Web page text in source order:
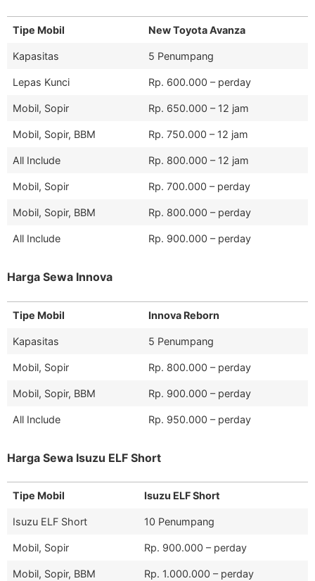
Tipe Mobil New Toyota Avanza
Kapasitas 5 Penumpang
Lepas Kunci Rp. 600.000 – perday
Mobil, Sopir Rp. 650.000 – 12 jam
Mobil, Sopir, BBM Rp. 750.000 – 12 jam
All Include Rp. 800.000 – 12 jam
Mobil, Sopir Rp. 700.000 – perday
Mobil, Sopir, BBM Rp. 800.000 – perday
All Include Rp. 900.000 – perday
Harga Sewa Innova
Tipe Mobil Innova Reborn
Kapasitas 5 Penumpang
Mobil, Sopir Rp. 800.000 – perday
Mobil, Sopir, BBM Rp. 900.000 – perday
All Include Rp. 950.000 – perday
Harga Sewa Isuzu ELF Short
Tipe Mobil Isuzu ELF Short
Isuzu ELF Short 10 Penumpang
Mobil, Sopir Rp. 900.000 – perday
Mobil, Sopir, BBM Rp. 1.000.000 – perday